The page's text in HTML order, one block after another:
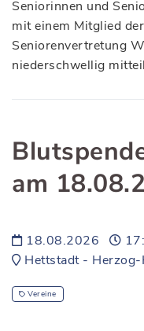
Seniorinnen und
mit einem Mitglied
Seniorenvertretung
niederschwellig
am
18.08.2026
Hettstadt - Herzog-
Vereine